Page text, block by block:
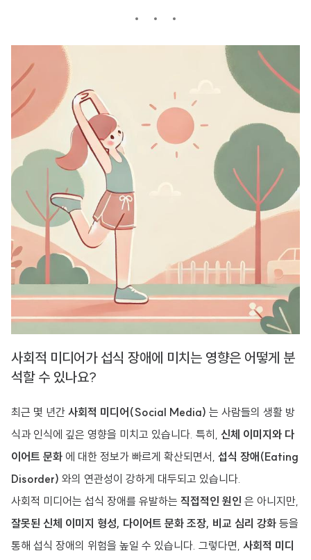
사회적 미디어가 섭식 장애에 미치는 영향은 어떻게 분
석할 수 있나요?
최근 몇 년간 사회적 미디어(Social Media) 는 사람들의 생활 방
식과 인식에 깊은 영향을 미치고 있습니다. 특히, 신체 이미지와 다
이어트 문화 에 대한 정보가 빠르게 확산되면서, 섭식 장애(Eating
Disorder) 와의 연관성이 강하게 대두되고 있습니다.
사회적 미디어는 섭식 장애를 유발하는 직접적인 원인 은 아니지만,
잘못된 신체 이미지 형성, 다이어트 문화 조장, 비교 심리 강화 등을
통해 섭식 장애의 위험을 높일 수 있습니다. 그렇다면, 사회적 미디